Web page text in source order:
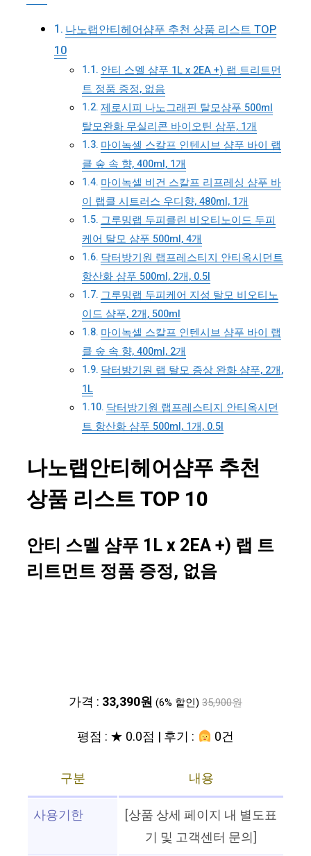
나노랩안티헤어샴푸 추천 상품 리스트 TOP
10
안티 스멜 샴푸 1L x 2EA +) 랩 트리트먼
트 정품 증정, 없음
제로시피 나노그래핀 탈모샴푸 500ml
탈모완화 무실리콘 바이오틴 삼푸, 1개
마이녹셀 스칼프 인텐시브 샴푸 바이 랩
클 숲 속 향, 400ml, 1개
마이녹셀 비건 스칼프 리프레싱 샴푸 바
이 랩클 시트러스 우디향, 480ml, 1개
그루밍랩 두피클린 비오티노이드 두피
케어 탈모 샴푸 500ml, 4개
닥터방기원 랩프레스티지 안티옥시던트
항산화 샴푸 500ml, 2개, 0.5l
그루밍랩 두피케어 지성 탈모 비오티노
이드 샴푸, 2개, 500ml
마이녹셀 스칼프 인텐시브 샴푸 바이 랩
클 숲 속 향, 400ml, 2개
닥터방기원 랩 탈모 증상 완화 샴푸, 2개,
1L
닥터방기원 랩프레스티지 안티옥시던
트 항산화 샴푸 500ml, 1개, 0.5l
나노랩안티헤어샴푸 추천
상품 리스트 TOP 10
안티 스멜 샴푸 1L x 2EA +) 랩 트
리트먼트 정품 증정, 없음
가격 : 33,390원 (6% 할인) 35,900원
평점 : ★ 0.0점 | 후기 : 0건
구분
내용
사용기한
[상품 상세 페이지 내 별도표
기 및 고객센터 문의]